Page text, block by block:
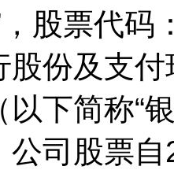
，股票代
股份及支
下简称“
公司股票